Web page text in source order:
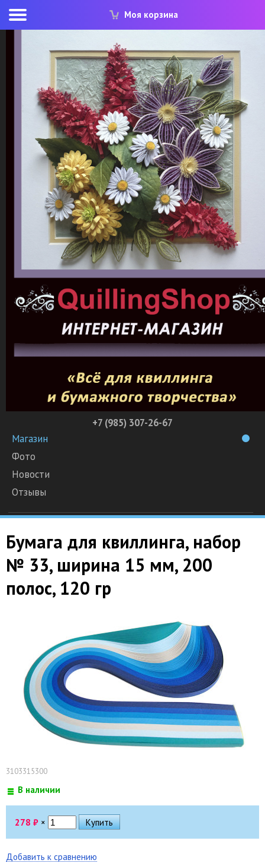
Моя корзина
+7 (985) 307-26-67
Магазин
Фото
Новости
Отзывы
Бумага для квиллинга, набор
№ 33, ширина 15 мм, 200
полос, 120 гр
3103315300
В наличии
278 ₽ ×
Добавить к сравнению